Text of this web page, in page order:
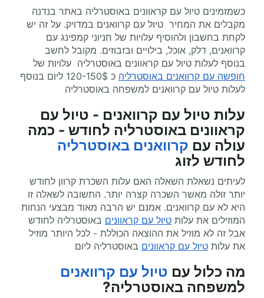
כשמזמינים טיול עם קראוונים באוסטרליה באתר בנדנה
מקבלים את המחיר טיול עם קרוואנים במדויק. על זה יש
לקחת בחשבון ולהוסיף עלויות של חניוני קמפינג עם
קרוואנים, דלק, אוכל, בילויים ובזבוזים. מקובל לחשב
בנוסף לעלות טיול עם קראוונים באוסטרליה עלויות של
חופשה עם קרוואנים באוסטרליה
כ 120-150$ ליום בנוסף
לעלות טיול עם קרוואנים למשפחה באוסטרליה
עלות טיול עם קרוואנים - טיול עם
קראוונים באוסטרליה לחודש - כמה
עולה עם קרוואנים באוסטרליה
לחודש לזוג
לעיתים נשאלת השאלה האם עלות השכרת קרוון לחודש
יותר זולה מאשר השכרה קצרה יותר. התשובה לשאלה זו
היא לא עם קרוואנים. אמנם יש הרבה מאוד מבצעי הנחות
המוזילים את עלות טיול עם קראוונים באוסטרליה לחודש
אבל זה לא מוזיל את ההוצאה הכוללת - לכל היותר מוזיל
את עלות טיול עם קראוונים באוסטרליה ליום
מה כלול עם טיול עם קרוואנים
למשפחה באוסטרליה?